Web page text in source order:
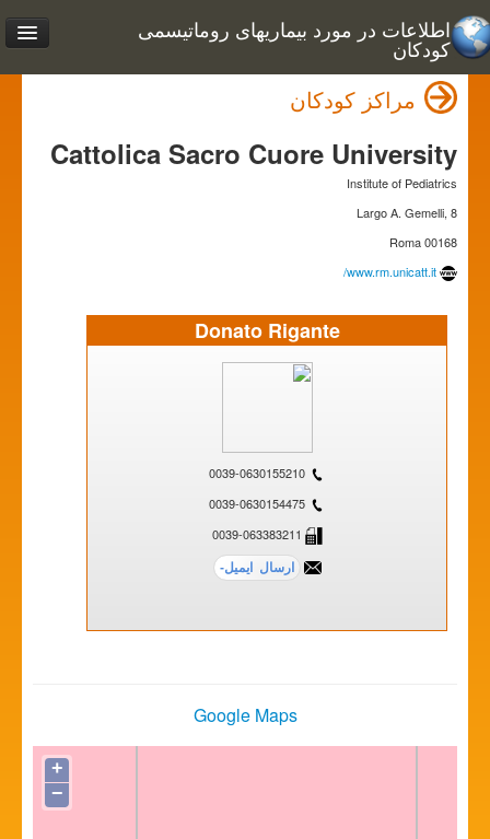
اطلاعات در مورد بیماریهای روماتیسمی
کودکان
مراکز کودکان
Cattolica Sacro Cuore University
Institute of Pediatrics
Largo A. Gemelli, 8
00168 Roma
www.rm.unicatt.it/
Donato Rigante
0039-0630155210
0039-0630154475
Google Maps
+
−